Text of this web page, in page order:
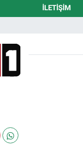
İLETIŞIM